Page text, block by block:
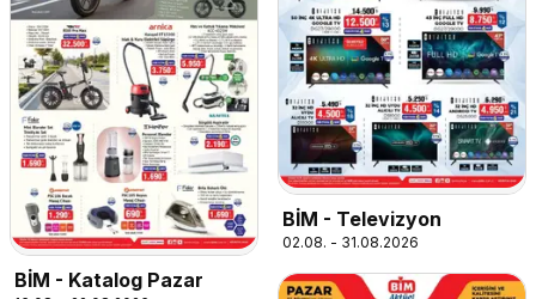
BİM - Katalog Pazar
BİM - Televizyon
02.08. - 31.08.2026